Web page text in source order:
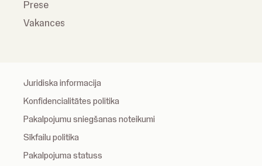
Prese
Vakances
Juridiska informacija
Konfidencialitātes politika
Pakalpojumu sniegšanas noteikumi
Sīkfailu politika
Pakalpojuma statuss